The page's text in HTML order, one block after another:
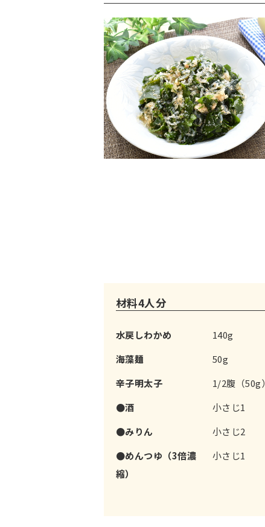
材料4人分
水戻しわかめ
140g
海藻麺
50g
辛子明太子
1/2腹（50g）
●酒
小さじ1
●みりん
小さじ2
●めんつゆ（3倍濃
縮）
小さじ1